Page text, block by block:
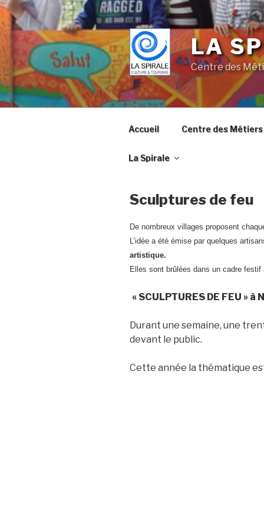
Skip
to
content
LA
Centre des
Accueil Centre des Métiers
La Spirale
Sculptures de feu
De nombreux villages proposent
L’idée a été émise par quelques
artistique.
Elles sont brûlées dans un cadre festif
« SCULPTURES DE FEU » à
Durant une semaine, une
devant le public.
Cette année la thématique